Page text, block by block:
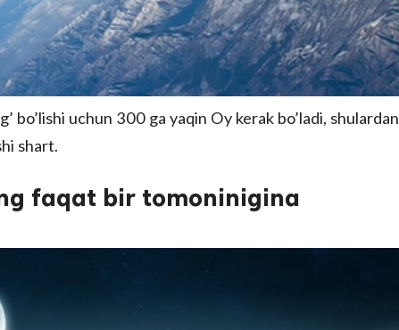
bo’lishi uchun 300 ga yaqin Oy kerak bo’ladi, shulardan
shart.
faqat bir tomoninigina